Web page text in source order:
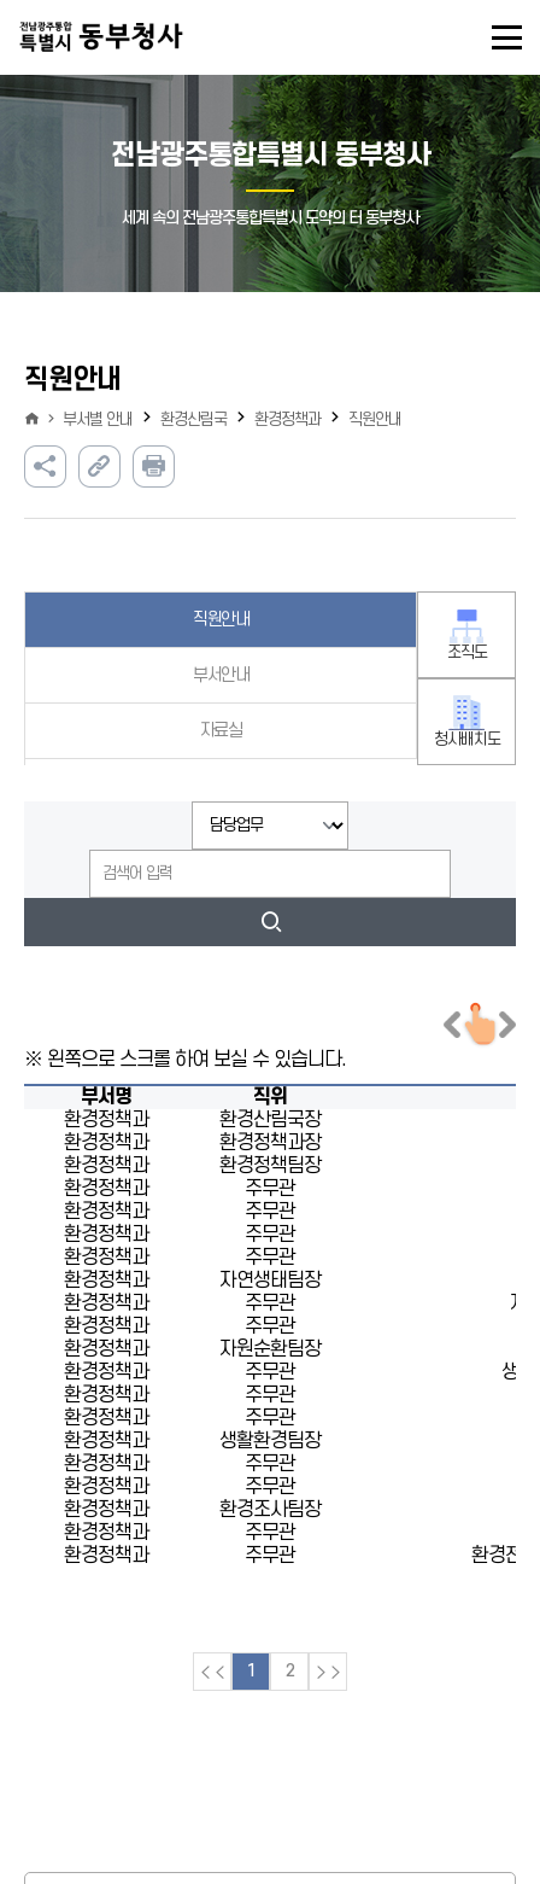
전남광주통합특별시 동부청사
세계 속의 전남광주통합특별시 도약의 터 동부청사
직원안내
부서별 안내 환경산림국 환경정책과 직원안내
직원안내
부서안내
자료실
조직도
청사배치도
부서명
직위
환경정책과
환경산림국장
환경정책과
환경정책과장
환경정책과
환경정책팀장
환경정책과
주무관
환경정책과
주무관
환경정책과
주무관
환경정책과
주무관
환경정책과
자연생태팀장
환경정책과
주무관
자
환경정책과
주무관
환경정책과
자원순환팀장
환경정책과
주무관
생
환경정책과
주무관
환경정책과
주무관
환경정책과
생활환경팀장
환경정책과
주무관
환경정책과
주무관
환경정책과
환경조사팀장
환경정책과
주무관
환경정책과
주무관 환경전
1 2